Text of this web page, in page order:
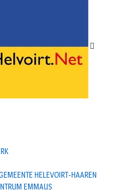
HELEVOIRT-HAAREN
EMMAUS